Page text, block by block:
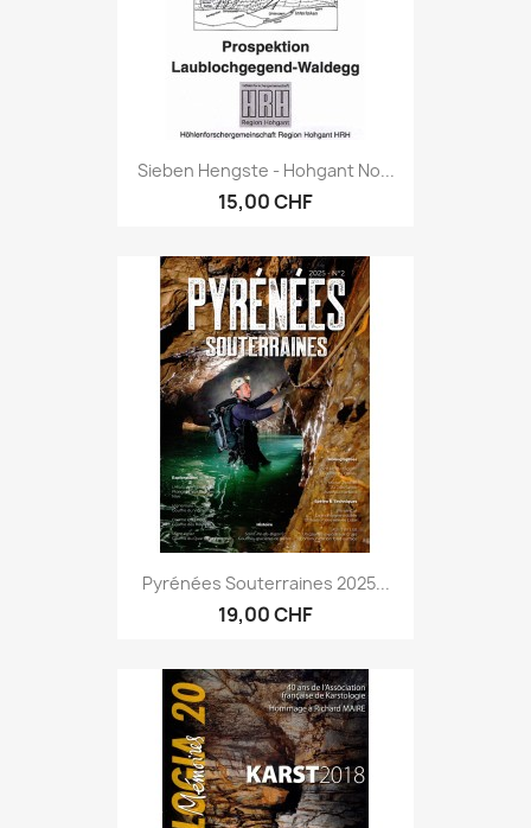
Sieben Hengste - Hohgant No...
15,00 CHF
Pyrénées Souterraines 2025...
19,00 CHF